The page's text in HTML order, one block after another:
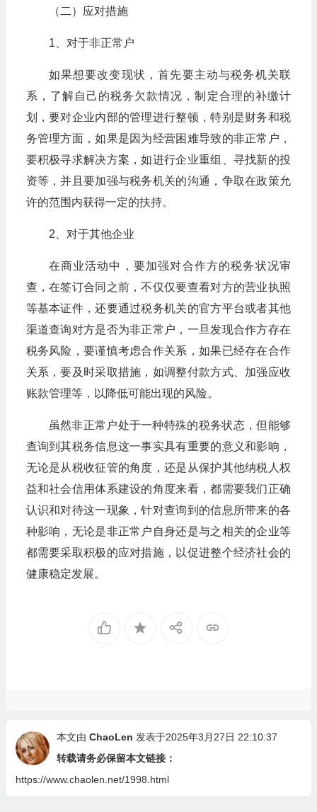
（二）应对措施
1、对于非正常户
如果想要改变现状，首先要主动与税务机关联
系，了解自己的税务欠款情况，制定合理的补缴计
划，要对企业内部的管理进行整顿，特别是财务和税
务管理方面，如果是因为经营困难导致的非正常户，
要积极寻求解决方案，如进行企业重组、寻找新的投
资等，并且要加强与税务机关的沟通，争取在政策允
许的范围内获得一定的扶持。
2、对于其他企业
在商业活动中，要加强对合作方的税务状况审
查，在签订合同之前，不仅仅要查看对方的营业执照
等基本证件，还要通过税务机关的官方平台或者其他
渠道查询对方是否为非正常户，一旦发现合作方存在
税务风险，要谨慎考虑合作关系，如果已经存在合作
关系，要及时采取措施，如调整付款方式、加强应收
账款管理等，以降低可能出现的风险。
虽然非正常户处于一种特殊的税务状态，但能够
查询到其税务信息这一事实具有重要的意义和影响，
无论是从税收征管的角度，还是从保护其他纳税人权
益和社会信用体系建设的角度来看，都需要我们正确
认识和对待这一现象，针对查询到的信息所带来的各
种影响，无论是非正常户自身还是与之相关的企业等
都需要采取积极的应对措施，以促进整个经济社会的
健康稳定发展。
本文由 ChaoLen 发表于2025年3月27日 22:10:37
转载请务必保留本文链接：
https://www.chaolen.net/1998.html